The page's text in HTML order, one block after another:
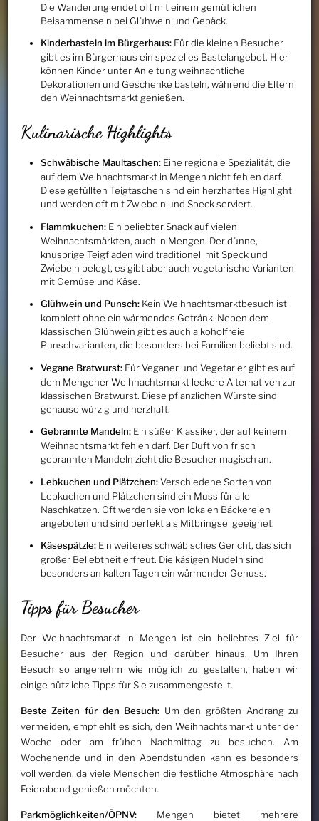
Die Wanderung endet oft mit einem gemütlichen
Beisammensein bei Glühwein und Gebäck.
Kinderbasteln im Bürgerhaus:Für die kleinen Besucher
gibt es im Bürgerhaus ein spezielles Bastelangebot. Hier
können Kinder unter Anleitung weihnachtliche
Dekorationen und Geschenke basteln, während die Eltern
den Weihnachtsmarkt genießen.
Kulinarische Highlights
Schwäbische Maultaschen:Eine regionale Spezialität, die
auf dem Weihnachtsmarkt in Mengen nicht fehlen darf.
Diese gefüllten Teigtaschen sind ein herzhaftes Highlight
und werden oft mit Zwiebeln und Speck serviert.
Flammkuchen:Ein beliebter Snack auf vielen
Weihnachtsmärkten, auch in Mengen. Der dünne,
knusprige Teigfladen wird traditionell mit Speck und
Zwiebeln belegt, es gibt aber auch vegetarische Varianten
mit Gemüse und Käse.
Glühwein und Punsch:Kein Weihnachtsmarktbesuch ist
komplett ohne ein wärmendes Getränk. Neben dem
klassischen Glühwein gibt es auch alkoholfreie
Punschvarianten, die besonders bei Familien beliebt sind.
Vegane Bratwurst:Für Veganer und Vegetarier gibt es auf
dem Mengener Weihnachtsmarkt leckere Alternativen zur
klassischen Bratwurst. Diese pflanzlichen Würste sind
genauso würzig und herzhaft.
Gebrannte Mandeln:Ein süßer Klassiker, der auf keinem
Weihnachtsmarkt fehlen darf. Der Duft von frisch
gebrannten Mandeln zieht die Besucher magisch an.
Lebkuchen und Plätzchen:Verschiedene Sorten von
Lebkuchen und Plätzchen sind ein Muss für alle
Naschkatzen. Oft werden sie von lokalen Bäckereien
angeboten und sind perfekt als Mitbringsel geeignet.
Käsespätzle:Ein weiteres schwäbisches Gericht, das sich
großer Beliebtheit erfreut. Die käsigen Nudeln sind
besonders an kalten Tagen ein wärmender Genuss.
Tipps für Besucher
Der Weihnachtsmarkt in Mengen ist ein beliebtes Ziel für
Besucher aus der Region und darüber hinaus. Um Ihren
Besuch so angenehm wie möglich zu gestalten, haben wir
einige nützliche Tipps für Sie zusammengestellt.
Beste Zeiten für den Besuch: Um den größten Andrang zu
vermeiden, empfiehlt es sich, den Weihnachtsmarkt unter der
Woche oder am frühen Nachmittag zu besuchen. Am
Wochenende und in den Abendstunden kann es besonders
voll werden, da viele Menschen die festliche Atmosphäre nach
Feierabend genießen möchten.
Parkmöglichkeiten/ÖPNV:Mengen bietet mehrere